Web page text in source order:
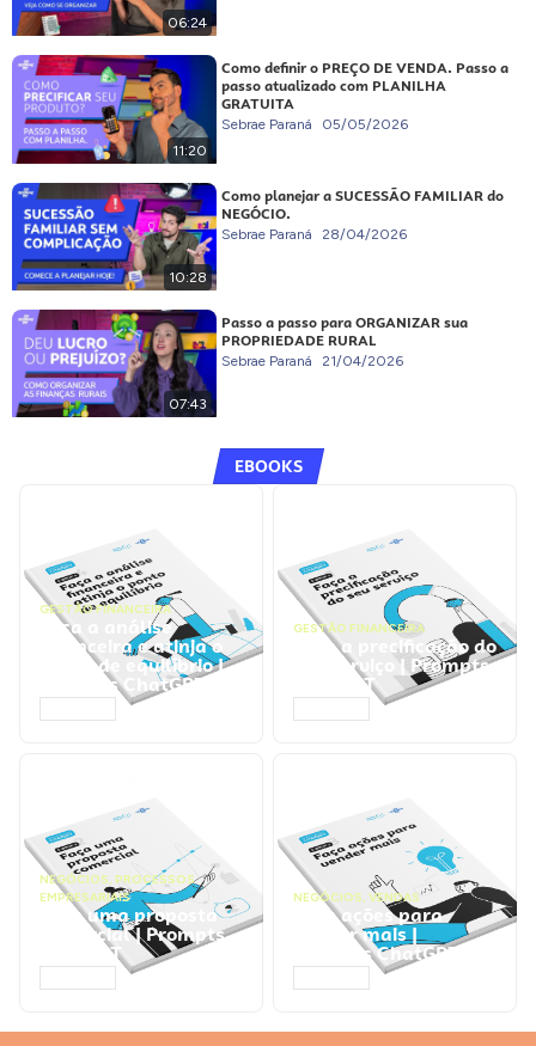
06:24
11:20
Como definir o PREÇO DE VENDA. Passo a
passo atualizado com PLANILHA
GRATUITA
Sebrae Paraná 05/05/2026
10:28
Como planejar a SUCESSÃO FAMILIAR do
NEGÓCIO.
Sebrae Paraná 28/04/2026
07:43
Passo a passo para ORGANIZAR sua
PROPRIEDADE RURAL
Sebrae Paraná 21/04/2026
EBOOKS
GESTÃO FINANCEIRA
Faça a análise
financeira e atinja o
ponto de equilíbrio |
Prompts ChatGPT
GESTÃO FINANCEIRA
Faça a precificação do
seu serviço | Prompts
ChatGPT
NEGÓCIOS, PROCESSOS
EMPRESARIAIS
Faça uma proposta
comercial | Prompts
ChatGPT
NEGÓCIOS, VENDAS
Faça ações para
vender mais |
Prompts ChatGPT